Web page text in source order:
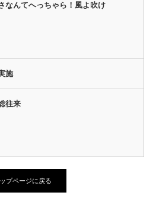
なんてへっちゃら！風よ吹け
施
往来
ップページに戻る